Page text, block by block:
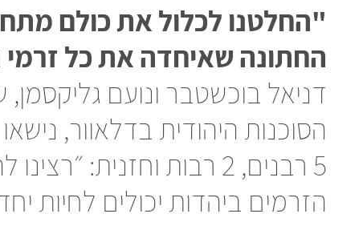
"החלטנו לכלול את כולם
החתונה שאיחדה את כל זרמי
דניאל בוכשטבר ונועם גליקסמן,
הסוכנות היהודית בדלאוור,
5 רבנים, 2 רבות וחזנית:
הזרמים ביהדות יכולים לחיות יחד".